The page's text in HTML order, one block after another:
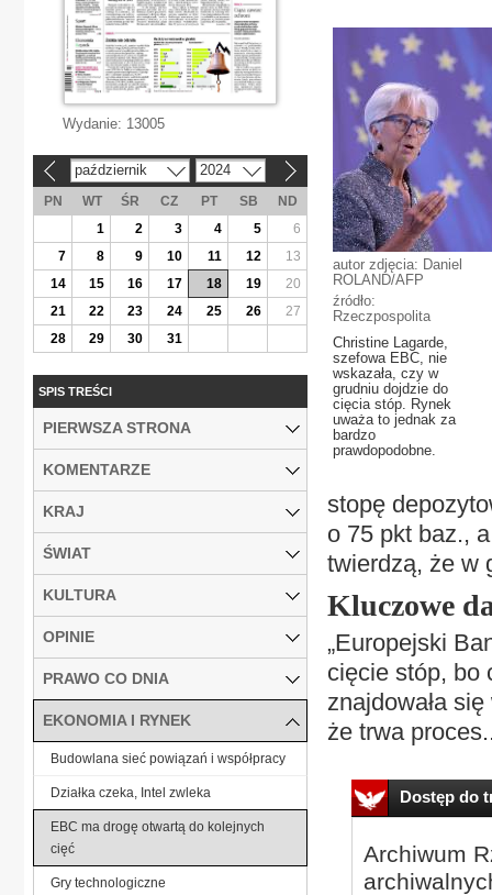
autor zdjęcia: Daniel
ROLAND/AFP
źródło:
Rzeczpospolita
Christine Lagarde,
szefowa EBC, nie
wskazała, czy w
grudniu dojdzie do
cięcia stóp. Rynek
uważa to jednak za
bardzo
prawdopodobne.
stopę
o 75 pkt baz.,
twierdzą, że w
Kluczowe
„Europejski
cięcie stóp, bo
znajdowała
że trwa
Dostęp do
Archiwum
Wydanie: 13005
październik 2024
PN WT ŚR CZ PT SB
ND
1
2 3 4 5
6
7
8 9 10 11 12
13
14
15 16 17 18 19
20
21
22 23 24 25 26
27
28
29 30 31
SPIS TREŚCI
PIERWSZA STRONA
KOMENTARZE
KRAJ
ŚWIAT
KULTURA
OPINIE
PRAWO CO DNIA
EKONOMIA I RYNEK
Budowlana sieć powiązań i współpracy
Działka czeka, Intel zwleka
EBC ma drogę otwartą do kolejnych
cięć
Gry technologiczne